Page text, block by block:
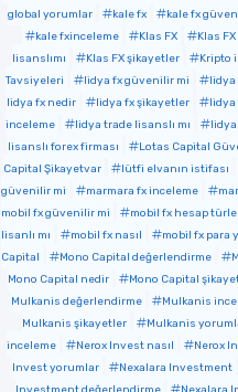
global yorumlar
kale fx kale fx
kale fxinceleme
Klas FX Klas
lisanslımı
Klas FX şikayetler Kripto
Tavsiyeleri
lidya fx güvenilir mi lidya
lidya fx nedir
lidya fx şikayetler lidya
inceleme
lidya trade lisanslı mı
lisanslı forex firması
Lotas Capital
Capital Şikayetvar
lütfi elvanın istifası
güvenilir mi
marmara fx inceleme
mobil fx güvenilir mi
mobil fx hesap
lisanlı mı
mobil fx nasıl mobil fx para
Capital
Mono Capital değerlendirme
Mono Capital nedir
Mono Capital
Mulkanis değerlendirme
Mulkanis
Mulkanis şikayetler
Mulkanis
inceleme
Nerox Invest nasıl Nerox
Invest yorumlar
Nexalara Investment